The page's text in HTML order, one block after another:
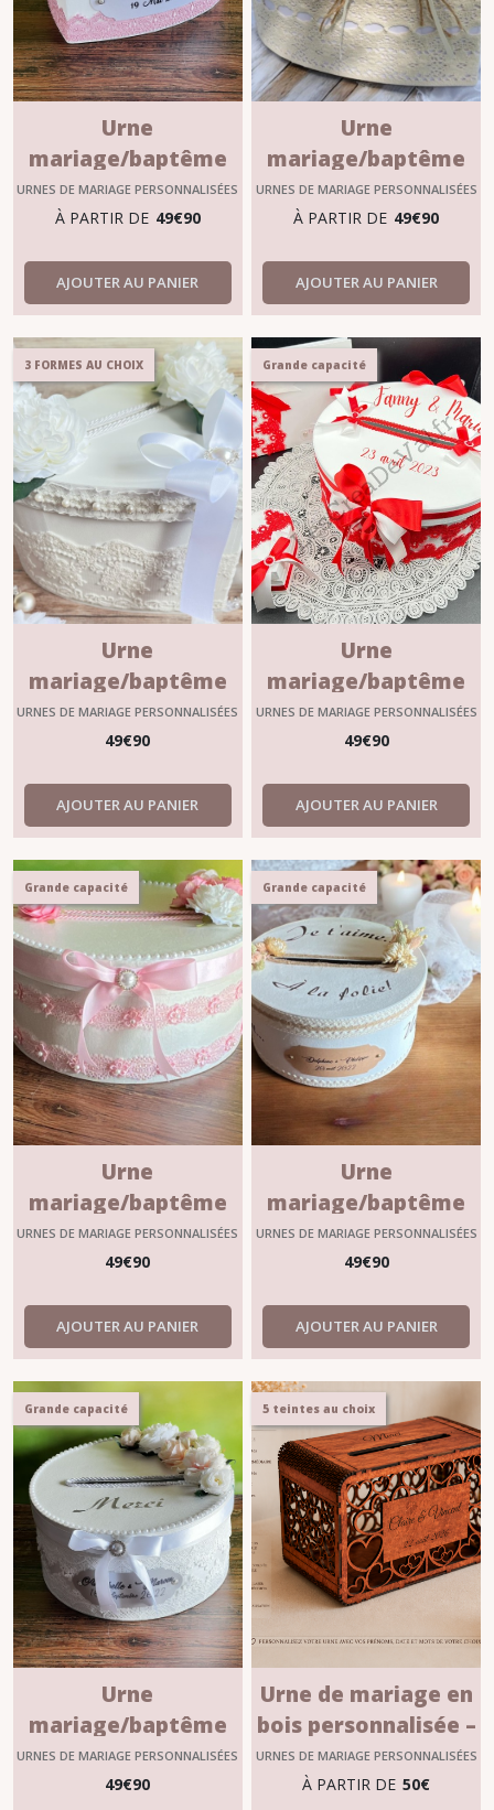
Urne
mariage/baptême
"BETHANIE" en blanc
et rose
URNES DE MARIAGE PERSONNALISÉES
À PARTIR DE 49€90
AJOUTER AU PANIER
Urne
mariage/baptême
personnalisable
?"ALIENOR"
URNES DE MARIAGE PERSONNALISÉES
À PARTIR DE 49€90
AJOUTER AU PANIER
3 FORMES AU CHOIX
Urne
mariage/baptême
en blanc
personnalisable
URNES DE MARIAGE PERSONNALISÉES
49€90
AJOUTER AU PANIER
Grande capacité
Urne
mariage/baptême
personnalisable
"FAUSTINE"
URNES DE MARIAGE PERSONNALISÉES
49€90
AJOUTER AU PANIER
Grande capacité
Urne
mariage/baptême
personnalisable
"Elvire"
URNES DE MARIAGE PERSONNALISÉES
49€90
AJOUTER AU PANIER
Grande capacité
Urne
mariage/baptême
personnalisable
"Aimée"
URNES DE MARIAGE PERSONNALISÉES
49€90
AJOUTER AU PANIER
Grande capacité
Urne
mariage/baptême
personnalisable
"Coline"
URNES DE MARIAGE PERSONNALISÉES
49€90
5 teintes au choix
Urne de mariage en
bois personnalisée –
Motif Cœurs
URNES DE MARIAGE PERSONNALISÉES
À PARTIR DE 50€